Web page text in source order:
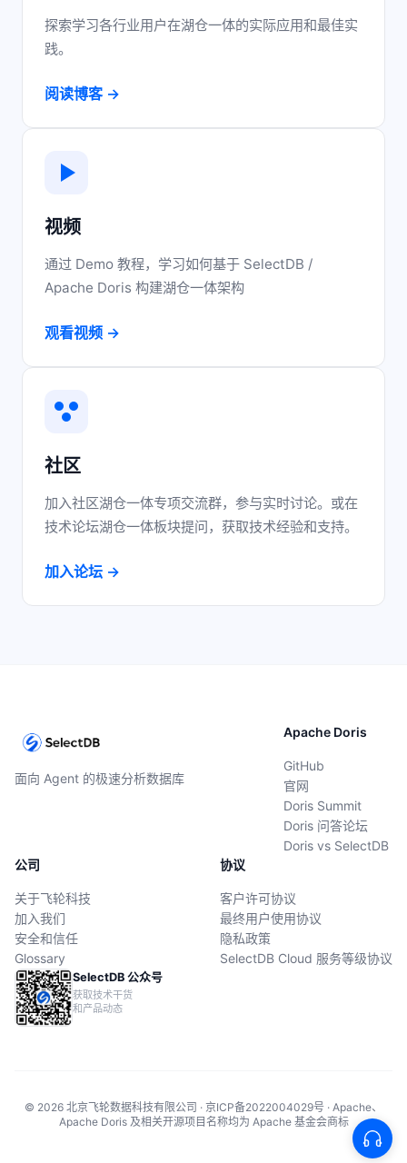
探索学习各行业用户在湖仓一体的实际应用和最佳实
践。
阅读博客 →
视频
通过 Demo 教程，学习如何基于 SelectDB /
Apache Doris 构建湖仓一体架构
观看视频 →
社区
加入社区湖仓一体专项交流群，参与实时讨论。或在
技术论坛湖仓一体板块提问，获取技术经验和支持。
加入论坛 →
面向 Agent 的极速分析数据库
Apache Doris
GitHub
官网
Doris Summit
Doris 问答论坛
Doris vs SelectDB
公司
关于飞轮科技
加入我们
安全和信任
Glossary
协议
客户许可协议
最终用户使用协议
隐私政策
SelectDB Cloud 服务等级协议
SelectDB 公众号
获取技术干货
和产品动态
© 2026 北京飞轮数据科技有限公司 · 京ICP备2022004029号 · Apache、
Apache Doris 及相关开源项目名称均为 Apache 基金会商标